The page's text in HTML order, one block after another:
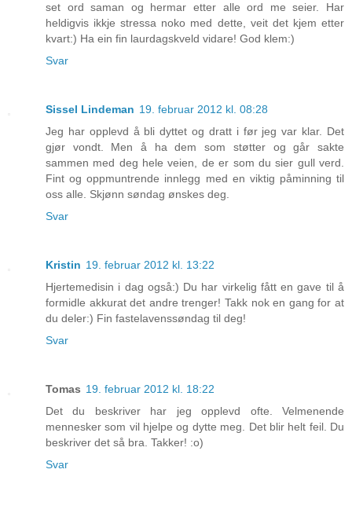
set ord saman og hermar etter alle ord me seier. Har
heldigvis ikkje stressa noko med dette, veit det kjem etter
kvart:) Ha ein fin laurdagskveld vidare! God klem:)
Svar
Sissel Lindeman 19. februar 2012 kl. 08:28
Jeg har opplevd å bli dyttet og dratt i før jeg var klar. Det
gjør vondt. Men å ha dem som støtter og går sakte
sammen med deg hele veien, de er som du sier gull verd.
Fint og oppmuntrende innlegg med en viktig påminning til
oss alle. Skjønn søndag ønskes deg.
Svar
Kristin 19. februar 2012 kl. 13:22
Hjertemedisin i dag også:) Du har virkelig fått en gave til å
formidle akkurat det andre trenger! Takk nok en gang for at
du deler:) Fin fastelavenssøndag til deg!
Svar
Tomas 19. februar 2012 kl. 18:22
Det du beskriver har jeg opplevd ofte. Velmenende
mennesker som vil hjelpe og dytte meg. Det blir helt feil. Du
beskriver det så bra. Takker! :o)
Svar